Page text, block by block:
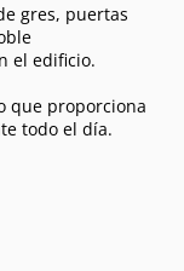
gres, puertas
el edificio.
que proporciona
todo el día.